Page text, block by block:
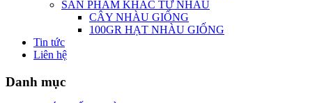
SẢN PHẨM KHÁC TỪ NHÀU
CÂY NHÀU GIỐNG
100GR HẠT NHÀU GIỐNG
Tin tức
Liên hệ
Danh mục